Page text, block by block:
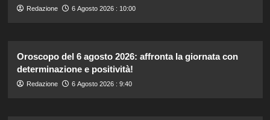
Redazione 6 Agosto 2026 : 10:00
Oroscopo del 6 agosto 2026: affronta la giornata con
determinazione e positività!
Redazione 6 Agosto 2026 : 9:40